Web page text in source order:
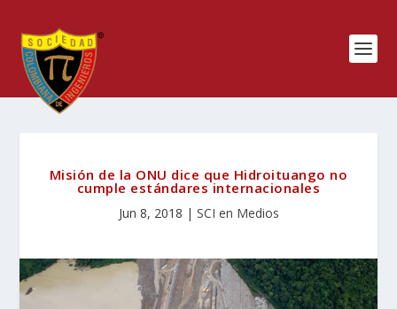
Misión de la ONU dice que Hidroituango no
cumple estándares internacionales
Jun 8, 2018 | SCI en Medios